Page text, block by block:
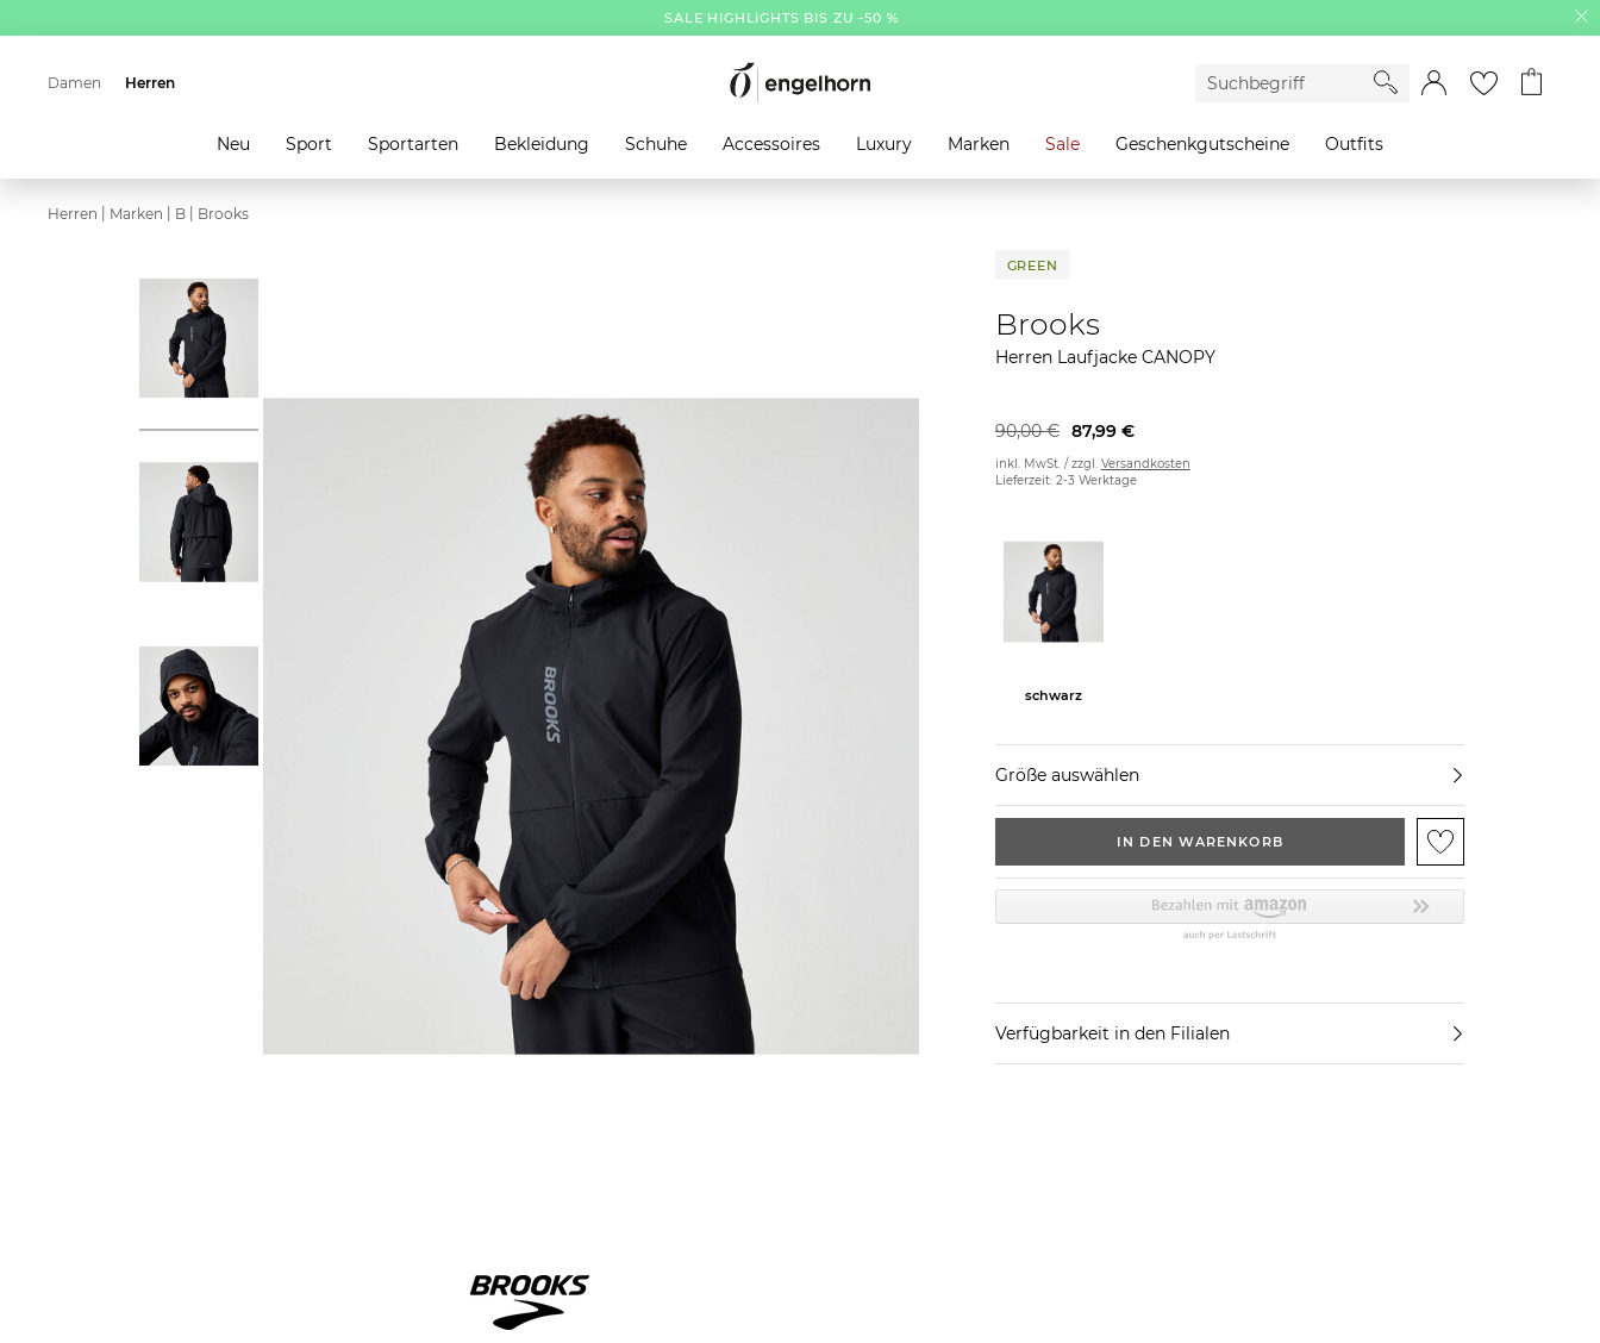
SALE HIGHLIGHTS BIS ZU -50 %
Damen Herren
Neu Sport Sportarten Bekleidung Schuhe Accessoires Luxury Marken Sale Geschenkgutscheine Outfits
Herren Marken B Brooks
GREEN
Brooks
Herren Laufjacke CANOPY
87,99 €
90,00 €
inkl. MwSt. / zzgl. Versandkosten
Lieferzeit: 2-3 Werktage
schwarz
Größe auswählen
IN DEN WARENKORB
Verfügbarkeit in den Filialen